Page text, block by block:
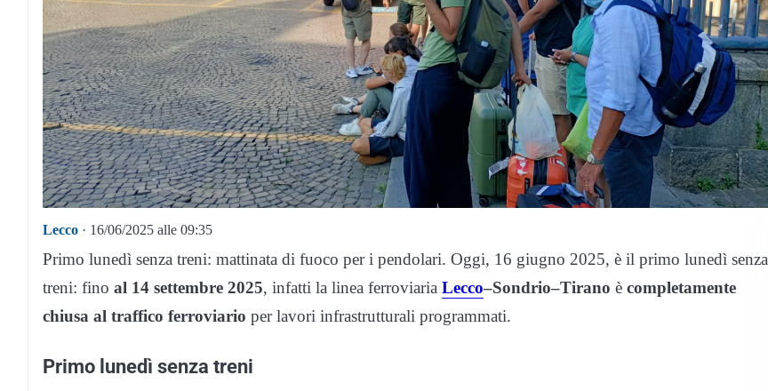
Lecco · 16/06/2025 alle 09:35
Primo lunedì senza treni: mattinata di fuoco per i pendolari. Oggi, 16 giugno 2025, è il primo lunedì senza
treni: fino al 14 settembre 2025, infatti la linea ferroviaria Lecco–Sondrio–Tirano è completamente
chiusa al traffico ferroviario per lavori infrastrutturali programmati.
Primo lunedì senza treni